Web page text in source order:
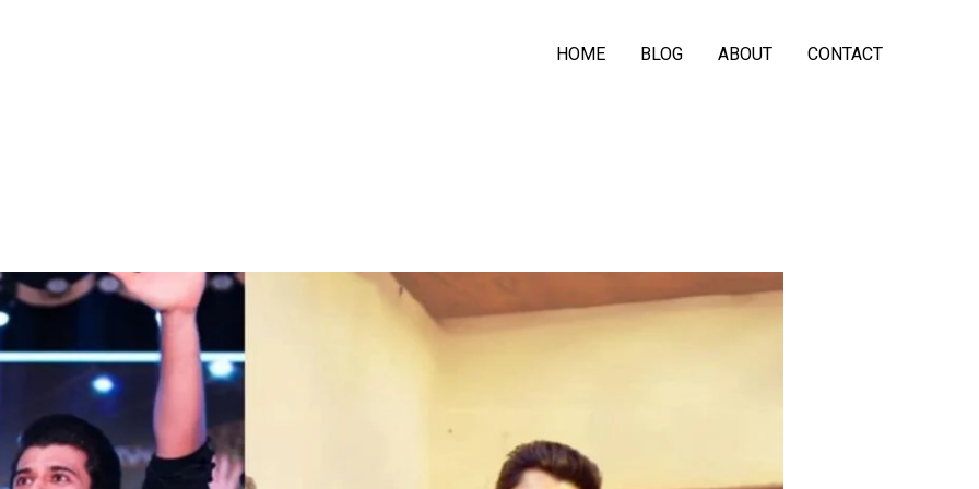
HOME BLOG ABOUT CONTACT